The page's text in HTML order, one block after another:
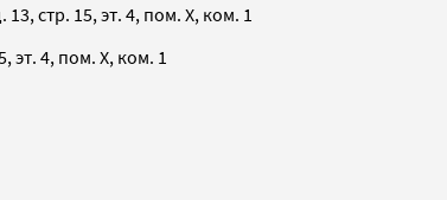
стр. 15, эт. 4, пом. X, ком. 1
эт. 4, пом. X, ком. 1